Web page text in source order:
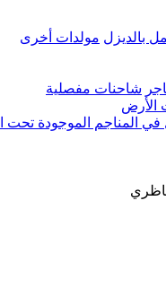
بالديزل مولدات أخرى
شاحنات مفصلية
الأرض
في المناجم الموجودة تحت